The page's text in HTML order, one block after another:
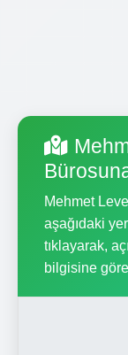
Mehmet
aşağıdaki
tıklayarak,
bilgisine